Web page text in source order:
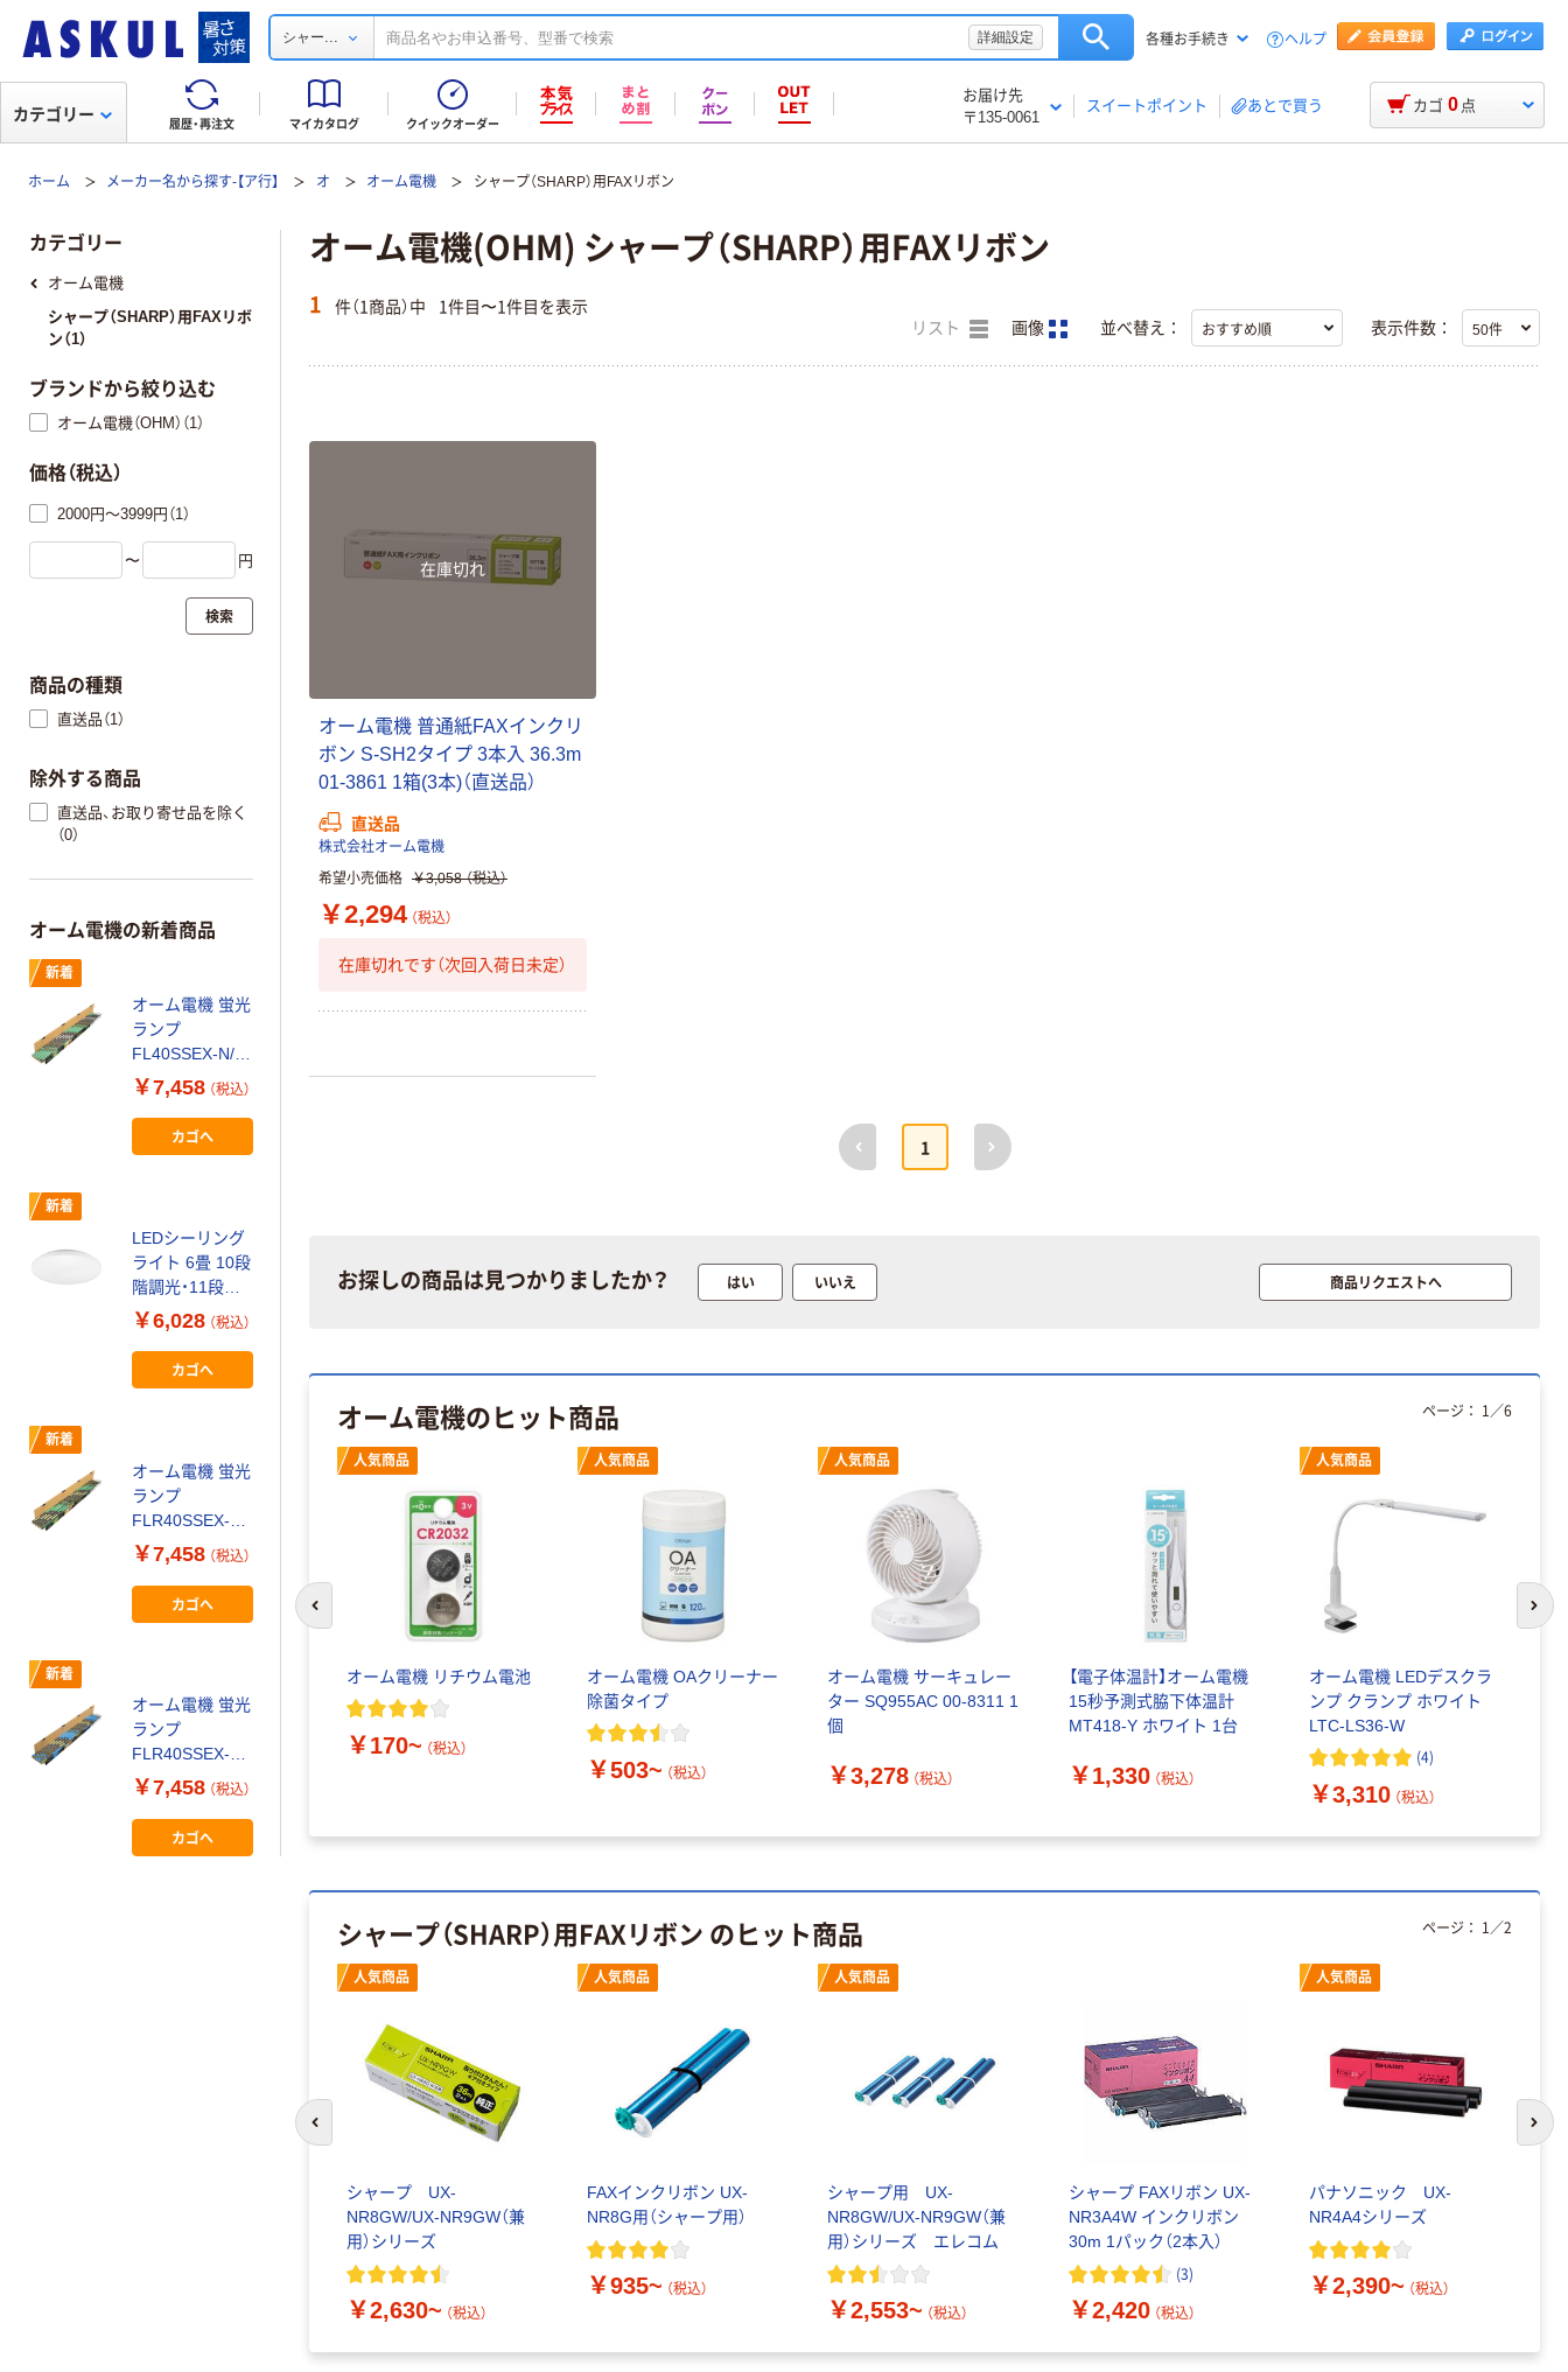
シャー... 詳細設定 各種お手続き ヘルプ
履歴・再注文 マイカタログ クイックオーダー
お届け先
〒135-0061
スイートポイント あとで買う
カテゴリー カゴ 0 点
ホーム メーカー名から探す-【ア行】 オ オーム電機 シャープ（SHARP）用FAXリボン
オーム電機(OHM) シャープ（SHARP）用FAXリボン
1 件（1商品）中 1件目〜1件目を表示
リスト 画像 並べ替え： 表示件数：
在庫切れ
オーム電機 普通紙FAXインクリ
ボン S-SH2タイプ 3本入 36.3m
01-3861 1箱(3本)（直送品）
直送品
株式会社オーム電機
希望小売価格 ￥3,058 （税込）
￥2,294 （税込）
在庫切れです（次回入荷日未定）
前へ
1
次へ
お探しの商品は見つかりましたか？ はい いいえ 商品リクエストへ
オーム電機のヒット商品
ンデ
人気商品
ックタイ 耐候 黒 LT
￥437~ （税込）
人気商品
オーム電機 リチウム電池
￥170~ （税込）
人気商品
オーム電機 OAクリーナー
除菌タイプ
￥503~ （税込）
人気商品
オーム電機 サーキュレー
ター SQ955AC 00-8311 1
個
￥3,278 （税込）
【電子体温計】オーム電機
15秒予測式脇下体温計
MT418-Y ホワイト 1台
￥1,330 （税込）
人気商品
オーム電機 LEDデスクラ
ンプ クランプ ホワイト
LTC-LS36-W
(4)
￥3,310 （税込）
ページ： 1 ／6
次
シャープ（SHARP）用FAXリボン のヒット商品
人気商品
シャープ UX-
NR8GW/UX-NR9GW（兼
用）シリーズ
￥2,630~ （税込）
人気商品
FAXインクリボン UX-
NR8G用（シャープ用）
￥935~ （税込）
人気商品
シャープ用 UX-
NR8GW/UX-NR9GW（兼
用）シリーズ エレコム
￥2,553~ （税込）
シャープ FAXリボン UX-
NR3A4W インクリボン
30m 1パック（2本入）
(3)
￥2,420 （税込）
人気商品
パナソニック UX-
NR4A4シリーズ
￥2,390~ （税込）
ページ： 1 ／2
前のスライドへ 次
カテゴリー
オーム電機
シャープ（SHARP）用FAXリボ
ン（1）
ブランドから絞り込む
オーム電機（OHM）（1）
価格（税込）
2000円～3999円（1）
〜 円
検索
商品の種類
直送品（1）
除外する商品
直送品、お取り寄せ品を除く
（0）
オーム電機の新着商品
新着
オーム電機 蛍光
ランプ
FL40SSEX-N/36
10P 1セット（10
本）
￥7,458 （税込）
カゴへ
新着
LEDシーリング
ライト 6畳 10段
階調光・11段階
調色 タイマー付
オーム電機 LT-
Y33T6Z-W 1台
￥6,028 （税込）
カゴへ
新着
オーム電機 蛍光
ランプ
FLR40SSEX-
N/32 10P 1セッ
ト（10本）
￥7,458 （税込）
カゴへ
新着
オーム電機 蛍光
ランプ
FLR40SSEX-
D/32 10P 1セッ
ト（10本）
￥7,458 （税込）
カゴへ